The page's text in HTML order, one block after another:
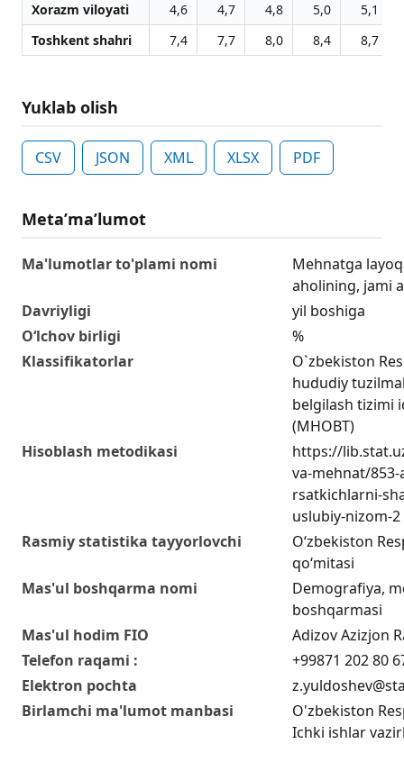
Xorazm viloyati
4,6 4,7 4,8 5,0
5,1
Toshkent shahri
7,4 7,7 8,0 8,4 8,7
Yuklab olish
CSV JSON XML XLSX PDF
Metaʼmaʼlumot
Ma'lumotlar to'plami nomi
Mehnatga
aholining, jami
Davriyligi
yil boshiga
O‘lchov birligi
%
Klassifikatorlar
O`zbekiston
hududiy
belgilash tizimi
(MHOBT)
Hisoblash metodikasi
https://
va-mehnat/
rsatkichlarni-
uslubiy-nizom-2
Rasmiy statistika tayyorlovchi
O‘zbekiston
qo‘mitasi
Mas'ul boshqarma nomi
Demografiya,
boshqarmasi
Mas'ul hodim FIO
Adizov Azizjon
Telefon raqami :
+99871 202 80
Elektron pochta
Birlamchi ma'lumot manbasi
O'zbekiston
Ichki ishlar